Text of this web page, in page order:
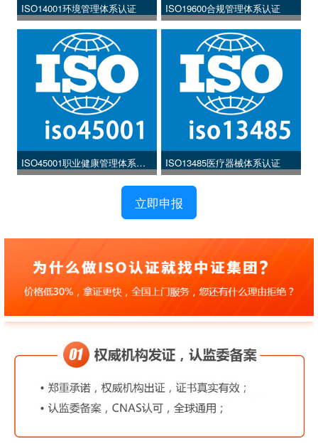
ISO14001环境管理体系认证
ISO45001职业健康管理体系认
证
ISO19600合规管理体系认证
ISO13485医疗器械体系认证
立即申报